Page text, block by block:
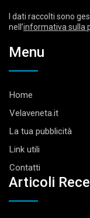
I dati raccolti sono
nell’informativa sulla
Menu
Home
Velaveneta.it
La tua pubblicità
Link utili
Contatti
Articoli